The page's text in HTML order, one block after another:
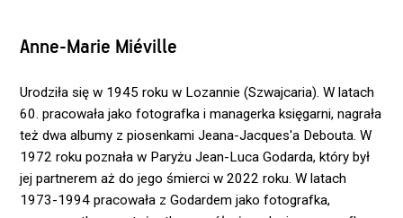
Anne-Marie Miéville
Urodziła się w 1945 roku w Lozannie (Szwajcaria). W latach
60. pracowała jako fotografka i managerka księgarni, nagrała
też dwa albumy z piosenkami Jeana-Jacques'a Debouta. W
1972 roku poznała w Paryżu Jean-Luca Godarda, który był
jej partnerem aż do jego śmierci w 2022 roku. W latach
1973-1994 pracowała z Godardem jako fotografka,